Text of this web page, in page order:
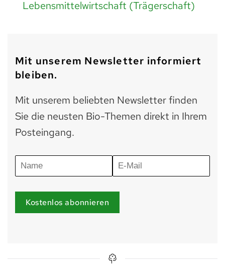
Lebensmittelwirtschaft (Trägerschaft)
Mit unserem Newsletter informiert
bleiben.
Mit unserem beliebten Newsletter finden
Sie die neusten Bio-Themen direkt in Ihrem
Posteingang.
Kostenlos abonnieren